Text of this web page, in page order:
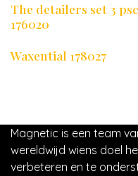
The detailers set 3 psc
176020
Waxential 178027
Magnetic is een team
wereldwijd wiens doel
verbeteren en te